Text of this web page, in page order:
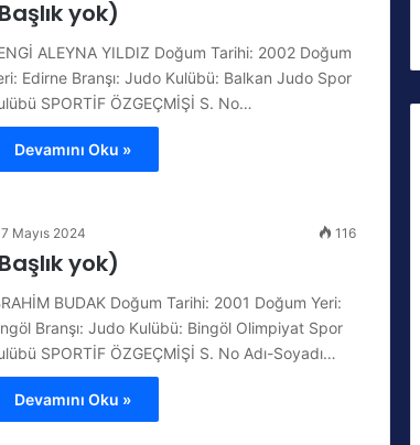
yok)
ALEYNA YILDIZ Doğum Tarihi: 2002 Doğum
Edirne Branşı: Judo Kulübü: Balkan Judo Spor
SPORTİF ÖZGEÇMİŞİ S. No…
Devamını Oku »
7 Mayıs 2024 116
yok)
BUDAK Doğum Tarihi: 2001 Doğum Yeri:
Branşı: Judo Kulübü: Bingöl Olimpiyat Spor
SPORTİF ÖZGEÇMİŞİ S. No Adı-Soyadı…
Devamını Oku »